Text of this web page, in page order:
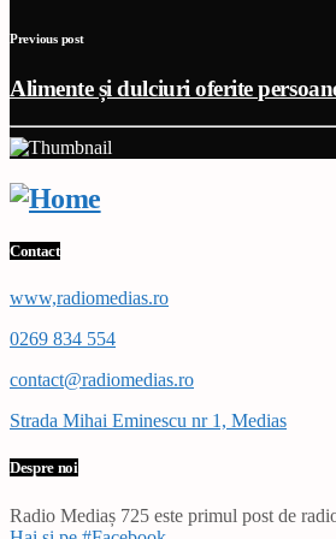
Previous post
Alimente și dulciuri oferite
Contact
www,radiomedias.ro
0269 834 554
contact@radiomedias.ro
Strada Mihai Eminescu nr 1, Medias
Despre noi
Radio Mediaș 725 este primul post de